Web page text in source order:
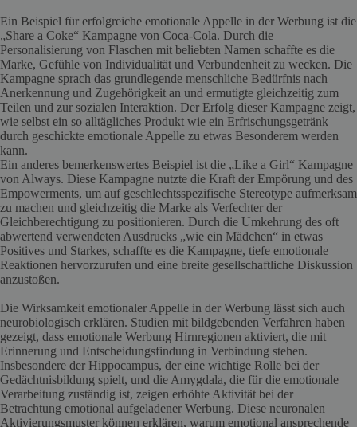
Ein Beispiel für erfolgreiche emotionale Appelle in der Werbung ist die
„Share a Coke“ Kampagne von Coca-Cola. Durch die
Personalisierung von Flaschen mit beliebten Namen schaffte es die
Marke, Gefühle von Individualität und Verbundenheit zu wecken. Die
Kampagne sprach das grundlegende menschliche Bedürfnis nach
Anerkennung und Zugehörigkeit an und ermutigte gleichzeitig zum
Teilen und zur sozialen Interaktion. Der Erfolg dieser Kampagne zeigt,
wie selbst ein so alltägliches Produkt wie ein Erfrischungsgetränk
durch geschickte emotionale Appelle zu etwas Besonderem werden
kann.
Ein anderes bemerkenswertes Beispiel ist die „Like a Girl“ Kampagne
von Always. Diese Kampagne nutzte die Kraft der Empörung und des
Empowerments, um auf geschlechtsspezifische Stereotype aufmerksam
zu machen und gleichzeitig die Marke als Verfechter der
Gleichberechtigung zu positionieren. Durch die Umkehrung des oft
abwertend verwendeten Ausdrucks „wie ein Mädchen“ in etwas
Positives und Starkes, schaffte es die Kampagne, tiefe emotionale
Reaktionen hervorzurufen und eine breite gesellschaftliche Diskussion
anzustoßen.
Die Wirksamkeit emotionaler Appelle in der Werbung lässt sich auch
neurobiologisch erklären. Studien mit bildgebenden Verfahren haben
gezeigt, dass emotionale Werbung Hirnregionen aktiviert, die mit
Erinnerung und Entscheidungsfindung in Verbindung stehen.
Insbesondere der Hippocampus, der eine wichtige Rolle bei der
Gedächtnisbildung spielt, und die Amygdala, die für die emotionale
Verarbeitung zuständig ist, zeigen erhöhte Aktivität bei der
Betrachtung emotional aufgeladener Werbung. Diese neuronalen
Aktivierungsmuster können erklären, warum emotional ansprechende